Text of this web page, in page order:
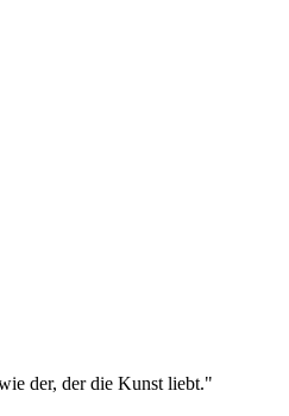
der, der die Kunst liebt."